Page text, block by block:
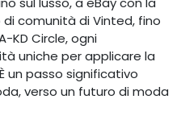
comunità di Vinted, fino
KD Circle, ogni
uniche per applicare la
un passo significativo
verso un futuro di moda